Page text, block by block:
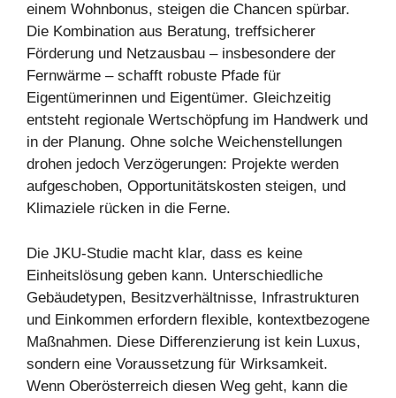
einem Wohnbonus, steigen die Chancen spürbar.
Die Kombination aus Beratung, treffsicherer
Förderung und Netzausbau – insbesondere der
Fernwärme – schafft robuste Pfade für
Eigentümerinnen und Eigentümer. Gleichzeitig
entsteht regionale Wertschöpfung im Handwerk und
in der Planung. Ohne solche Weichenstellungen
drohen jedoch Verzögerungen: Projekte werden
aufgeschoben, Opportunitätskosten steigen, und
Klimaziele rücken in die Ferne.
Die JKU-Studie macht klar, dass es keine
Einheitslösung geben kann. Unterschiedliche
Gebäudetypen, Besitzverhältnisse, Infrastrukturen
und Einkommen erfordern flexible, kontextbezogene
Maßnahmen. Diese Differenzierung ist kein Luxus,
sondern eine Voraussetzung für Wirksamkeit.
Wenn Oberösterreich diesen Weg geht, kann die